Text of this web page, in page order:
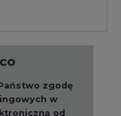
zgodę
w
od